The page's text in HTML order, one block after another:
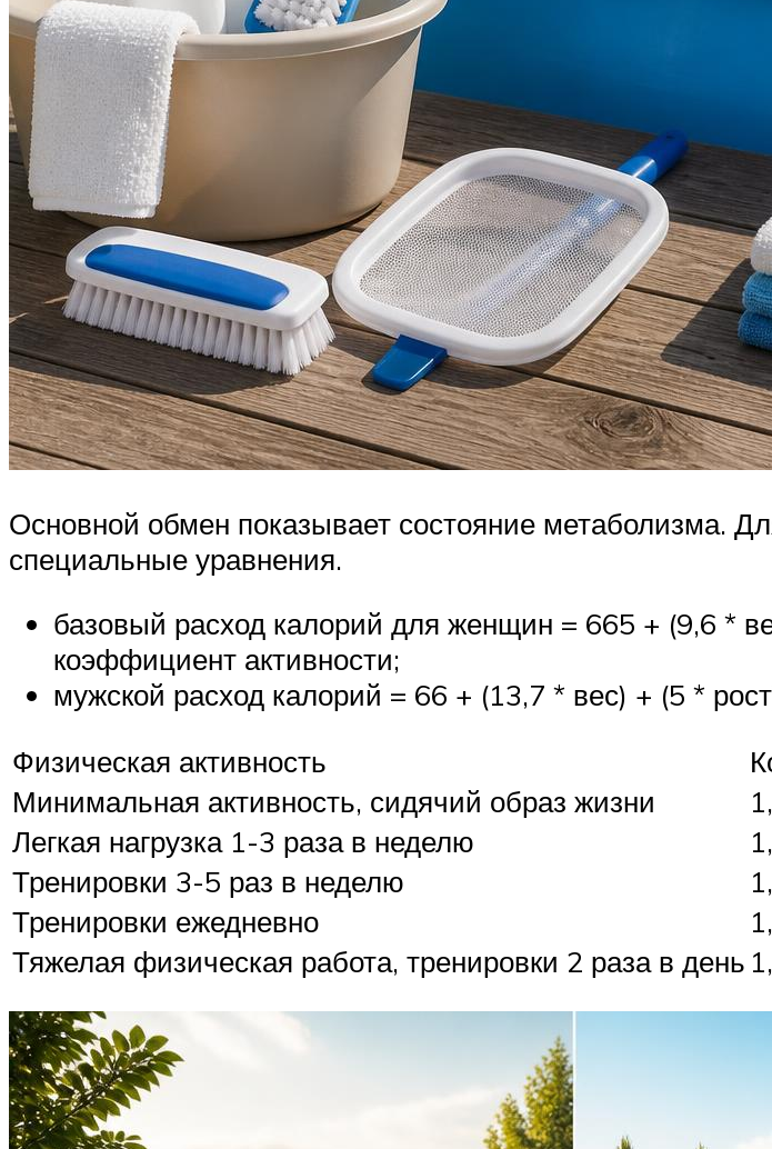
Основной обмен показывает состояние метаболизма.
специальные уравнения.
базовый расход калорий для женщин = 665 + (9,6 *
коэффициент активности;
мужской расход калорий = 66 + (13,7 * вес) + (5 *
Физическая активность
Минимальная активность, сидячий образ жизни
Легкая нагрузка 1-3 раза в неделю
Тренировки 3-5 раз в неделю
Тренировки ежедневно
Тяжелая физическая работа, тренировки 2 раза в день